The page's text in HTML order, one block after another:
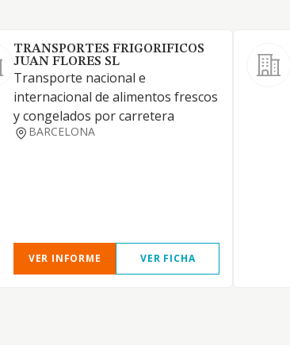
TRANSPORTES FRIGORIFICOS
JUAN FLORES SL
Transporte nacional e
internacional de alimentos frescos
y congelados por carretera
BARCELONA
VER INFORME VER FICHA